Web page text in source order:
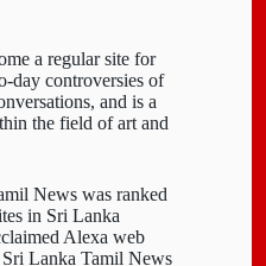
a regular site for
day controversies of
and is a
the field of art and
News was ranked
in Sri Lanka
Alexa web
Lanka Tamil News